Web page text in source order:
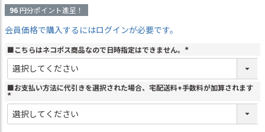
96円分ポイント進呈！
会員価格で購入するにはログインが必要です。
■こちらはネコポス商品なので日時指定はできません。
(
)
■お支払い方法に代引きを選択された場合、宅配送料+手数料が加算されます
(
必
須
)